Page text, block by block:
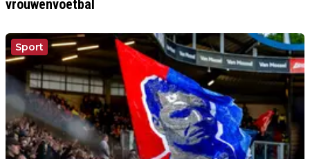
vrouwenvoetbal
Sport